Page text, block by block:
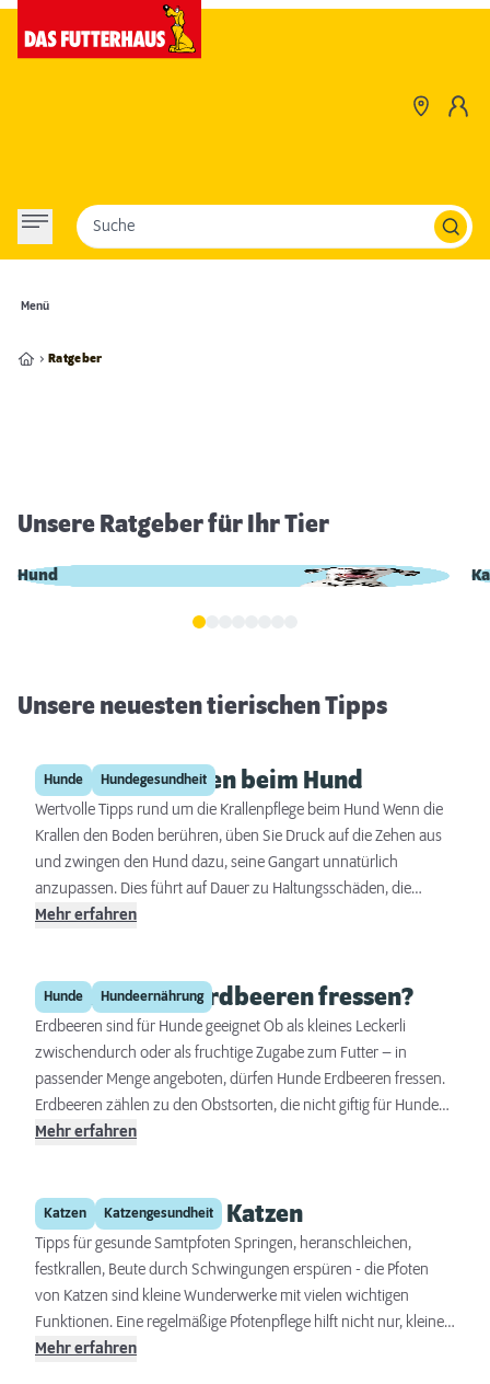
Menü
Suche
Ratgeber
Unsere Ratgeber für Ihr Tier
Hund
Unsere neuesten tierischen Tipps
Hunde Hundegesundheit
Krallen schneiden beim Hund
Wertvolle Tipps rund um die Krallenpflege beim Hund Wenn die
Krallen den Boden berühren, üben Sie Druck auf die Zehen aus
und zwingen den Hund dazu, seine Gangart unnatürlich
anzupassen. Dies führt auf Dauer zu Haltungsschäden, die
Gelenk- und Rückenprobleme nach sich ziehen können. Zudem
schlimmstenfalls einwachsen. Das erhöhte Verletzungsrisiko ist
ebenfalls nicht zu unterschätzen – lange Krallen können leichter
brechen oder einreißen, was zu schmerzhaften Blutungen und
Infektionen führen kann. Ein regelmäßiges Kürzen der Krallen ist
daher unerlässlich, um die Krallen auf einer gesunden Länge zu
halten und gesundheitliche Probleme zu vermeiden.
Mehr erfahren
Hunde Hundeernährung
Dürfen Hunde Erdbeeren fressen?
Erdbeeren sind für Hunde geeignet Ob als kleines Leckerli
zwischendurch oder als fruchtige Zugabe zum Futter – in
passender Menge angeboten, dürfen Hunde Erdbeeren fressen.
Erdbeeren zählen zu den Obstsorten, die nicht giftig für Hunde
sind, sondern viele Fellnasen gut vertragen. Die Frucht ist mild
hohen Wasseranteils sind leicht gekühlte Erdbeeren besonders
an warmen Tagen zudem eine willkommene Erfrischung im Napf.
Mehr erfahren
Katzen Katzengesundheit
Pfotenpflege bei Katzen
Tipps für gesunde Samtpfoten Springen, heranschleichen,
festkrallen, Beute durch Schwingungen erspüren - die Pfoten
von Katzen sind kleine Wunderwerke mit vielen wichtigen
Funktionen. Eine regelmäßige Pfotenpflege hilft nicht nur, kleine
Probleme frühzeitig zu erkennen und zu behandeln. Sie trägt
Mehr erfahren